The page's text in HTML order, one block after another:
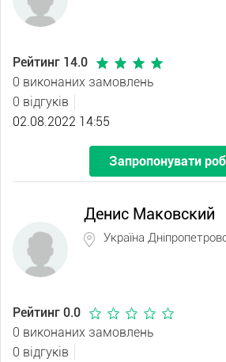
Рейтинг 14.0
0 виконаних замовлень
0 відгуків
02.08.2022 14:55
Запропонувати
Денис Маковский
Україна
Рейтинг 0.0
0 виконаних замовлень
0 відгуків